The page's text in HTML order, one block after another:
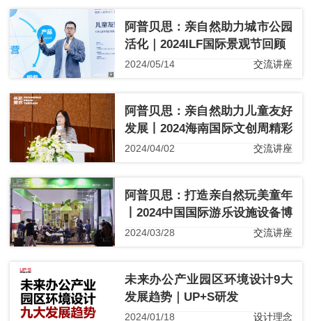
阿普贝思：亲自然助力城市公园
活化｜2024ILF国际景观节回顾
2024/05/14 交流讲座
阿普贝思：亲自然助力儿童友好
发展丨2024海南国际文创周精彩
盘点
2024/04/02 交流讲座
阿普贝思：打造亲自然玩美童年
丨2024中国国际游乐设施设备博
览会精彩盘点
2024/03/28 交流讲座
未来办公产业园区环境设计9大
发展趋势｜UP+S研发
2024/01/18 设计理念